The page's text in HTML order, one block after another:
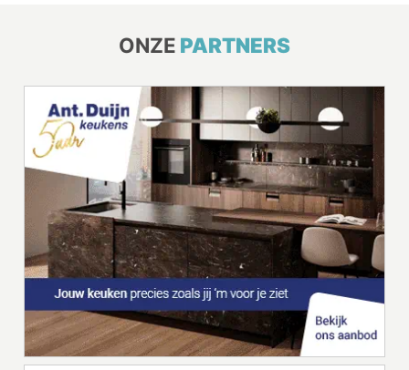
ONZE PARTNERS